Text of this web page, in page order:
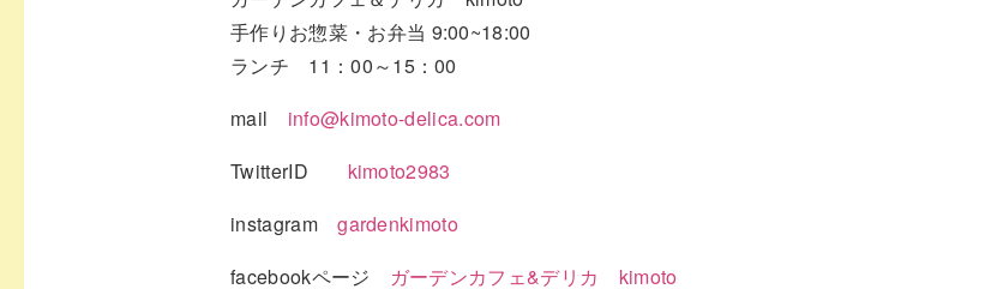
手作りお惣菜・お弁当 9:00~18:00
ランチ 11：00～15：00
mail info@kimoto-delica.com
TwitterID kimoto2983
instagramgardenkimoto
facebookページ ガーデンカフェ&デリカ kimoto